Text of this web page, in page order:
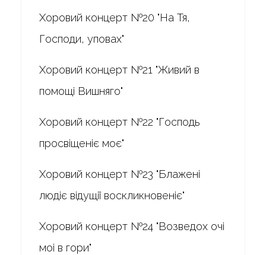
Хоровий концерт №20 "На Тя,
Господи, уповах"
Хоровий концерт №21 "Живий в
помощі Вишняго"
Хоровий концерт №22 "Господь
просвіщеніє моє"
Хоровий концерт №23 "Блажені
людіє відущії воскликновеніє"
Хоровий концерт №24 "Возведох очі
моі в гори"